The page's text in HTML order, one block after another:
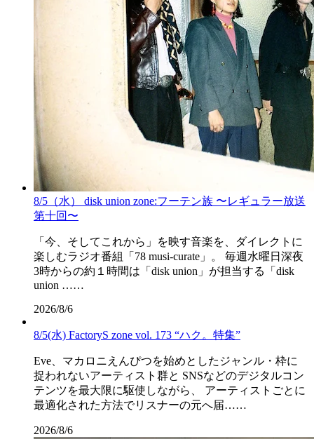
8/5（水） disk union zone:フーテン族 〜レギュラー放送
第十回〜
「今、そしてこれから」を映す音楽を、ダイレクトに
楽しむラジオ番組「78 musi-curate」。 毎週水曜日深夜
3時からの約１時間は「disk union」が担当する「disk
union ……
2026/8/6
8/5(水) FactoryS zone vol. 173 “ハク。特集”
Eve、マカロニえんぴつを始めとしたジャンル・枠に
捉われないアーティスト群と SNSなどのデジタルコン
テンツを最大限に駆使しながら、 アーティストごとに
最適化された方法でリスナーの元へ届……
2026/8/6